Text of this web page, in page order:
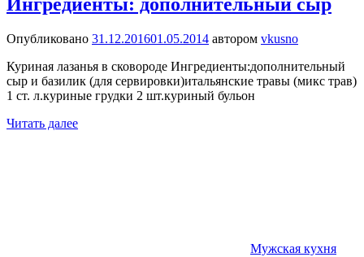
Ингредиенты: дополнительный сыр
Опубликовано 31.12.201601.05.2014 автором vkusno
Куриная лазанья в сковороде Ингредиенты:дополнительный
сыр и базилик (для сервировки)итальянские травы (микс трав)
1 ст. л.куриные грудки 2 шт.куриный бульон
Читать далее
Мужская кухня